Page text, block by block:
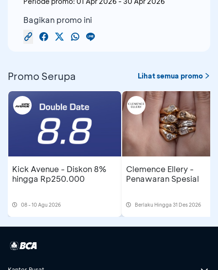
Bagikan promo ini
Promo Serupa Lihat semua promo
Kick Avenue - Diskon 8%
hingga Rp250.000
08 - 10 Agu 2026
Clemence Ellery -
Penawaran Spesial
Berlaku Hingga 31 Des 2026